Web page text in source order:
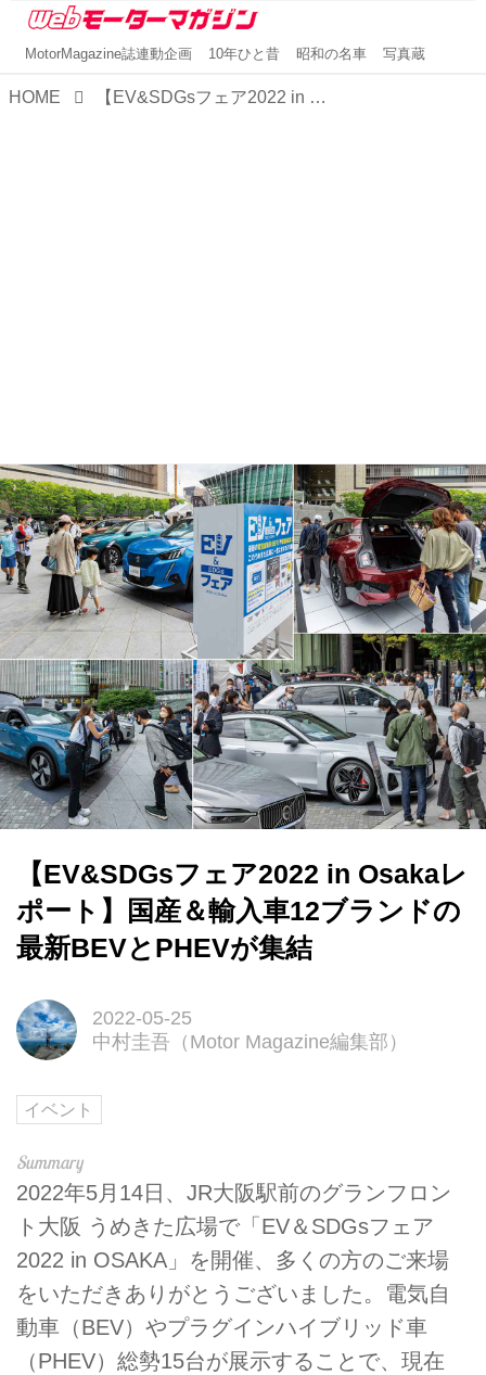
MotorMagazine誌連動企画 10年ひと昔 昭和の名車 写真蔵
HOME 【EV&SDGsフェア2022 in Osakaレポート】国産＆輸入車12ブランドの最新BEVとPHEVが集結
【EV&SDGsフェア2022 in Osakaレ
ポート】国産＆輸入車12ブランドの
最新BEVとPHEVが集結
2022-05-25
中村圭吾（Motor Magazine編集部）
イベント
2022年5月14日、JR大阪駅前のグランフロン
ト大阪 うめきた広場で「EV＆SDGsフェア
2022 in OSAKA」を開催、多くの方のご来場
をいただきありがとうございました。電気自
動車（BEV）やプラグインハイブリッド車
（PHEV）総勢15台が展示することで、現在